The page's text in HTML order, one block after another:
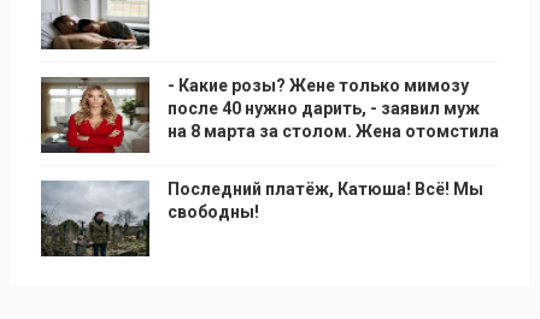
- Какие розы? Жене только мимозу
после 40 нужно дарить, - заявил муж
на 8 марта за столом. Жена отомстила
Последний платёж, Катюша! Всё! Мы
свободны!